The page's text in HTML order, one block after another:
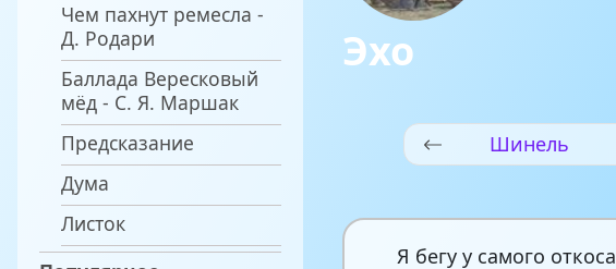
Чем пахнут ремесла -
Д. Родари
Баллада Вересковый
мёд - С. Я. Маршак
Предсказание
Дума
Листок
Эхо
Шинель
Я бегу у самого откоса